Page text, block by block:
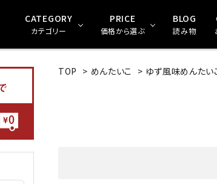
CATEGORY
カテゴリー
PRICE
価格から選ぶ
BLOG
読み物
TOP > めんたいこ > ゆず風味めんたい